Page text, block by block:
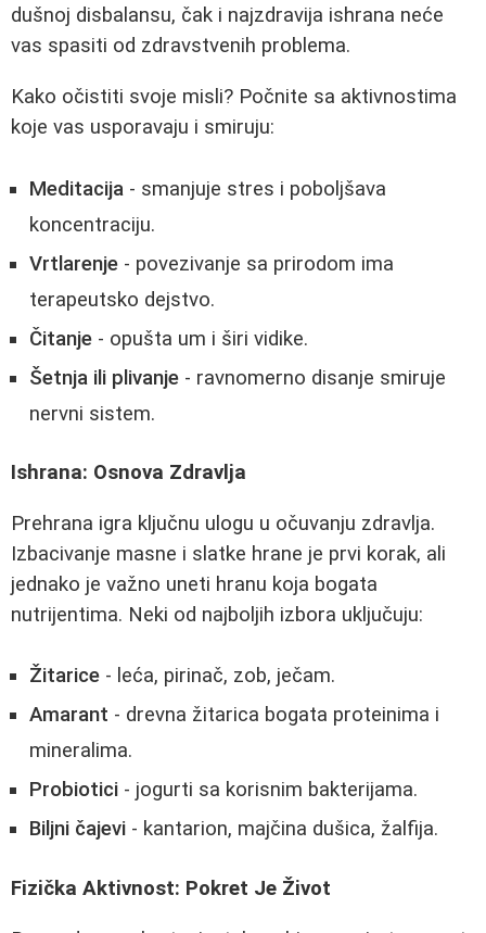
dušnoj disbalansu, čak i najzdravija ishrana neće
vas spasiti od zdravstvenih problema.
Kako očistiti svoje misli? Počnite sa aktivnostima
koje vas usporavaju i smiruju:
Meditacija - smanjuje stres i poboljšava
koncentraciju.
Vrtlarenje - povezivanje sa prirodom ima
terapeutsko dejstvo.
Čitanje - opušta um i širi vidike.
Šetnja ili plivanje - ravnomerno disanje smiruje
nervni sistem.
Ishrana: Osnova Zdravlja
Prehrana igra ključnu ulogu u očuvanju zdravlja.
Izbacivanje masne i slatke hrane je prvi korak, ali
jednako je važno uneti hranu koja bogata
nutrijentima. Neki od najboljih izbora uključuju:
Žitarice - leća, pirinač, zob, ječam.
Amarant - drevna žitarica bogata proteinima i
mineralima.
Probiotici - jogurti sa korisnim bakterijama.
Biljni čajevi - kantarion, majčina dušica, žalfija.
Fizička Aktivnost: Pokret Je Život